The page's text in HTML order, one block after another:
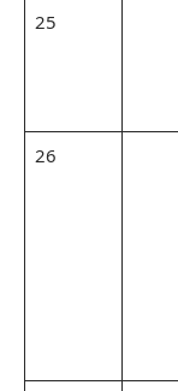
25
26